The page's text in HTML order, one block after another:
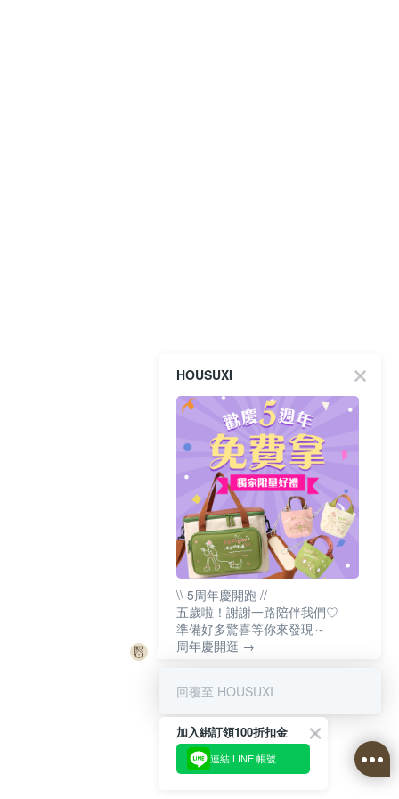
HOUSUXI
\\ 5周年慶開跑 //
五歲啦！謝謝一路陪伴我們♡
準備好多驚喜等你來發現～
周年慶開逛 →
回覆至 HOUSUXI
加入綁訂領100折扣金
連結 LINE 帳號